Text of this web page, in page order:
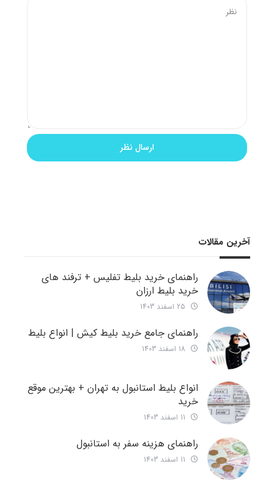
آخرین مقالات
راهنمای خرید بلیط تفلیس + ترفند های
خرید بلیط ارزان
راهنمای جامع خرید بلیط کیش | انواع بلیط
انواع بلیط استانبول به تهران + بهترین موقع
خرید
راهنمای هزینه سفر به استانبول